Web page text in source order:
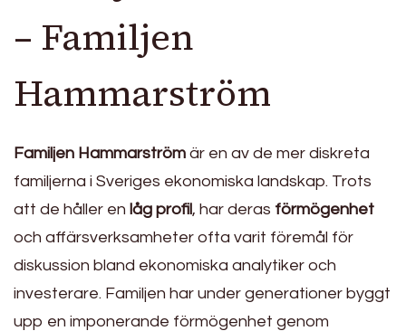
– Familjen
Hammarström
Familjen Hammarström är en av de mer diskreta
familjerna i Sveriges ekonomiska landskap. Trots
att de håller en låg profil, har deras förmögenhet
och affärsverksamheter ofta varit föremål för
diskussion bland ekonomiska analytiker och
investerare. Familjen har under generationer byggt
upp en imponerande förmögenhet genom